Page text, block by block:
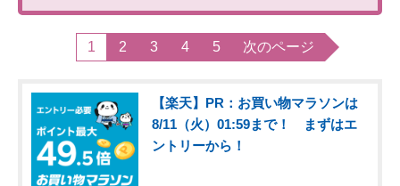
1 2 3 4 5 次のページ
【楽天】PR：お買い物マラソンは
8/11（火）01:59まで！ まずはエ
ントリーから！